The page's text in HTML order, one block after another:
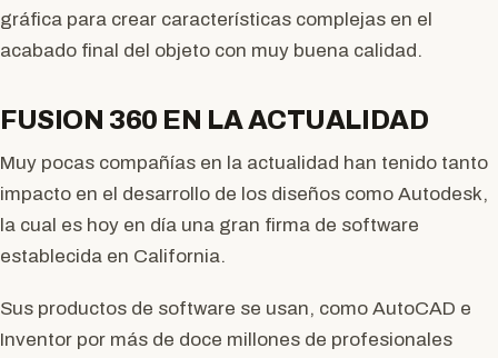
gráfica para crear características complejas en el
acabado final del objeto con muy buena calidad.
FUSION 360 EN LA ACTUALIDAD
Muy pocas compañías en la actualidad han tenido tanto
impacto en el desarrollo de los diseños como Autodesk,
la cual es hoy en día una gran firma de software
establecida en California.
Sus productos de software se usan, como AutoCAD e
Inventor por más de doce millones de profesionales